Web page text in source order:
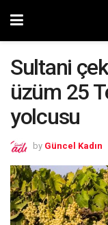
Sultani
üzüm 25
yolcusu
by Güncel Kadın